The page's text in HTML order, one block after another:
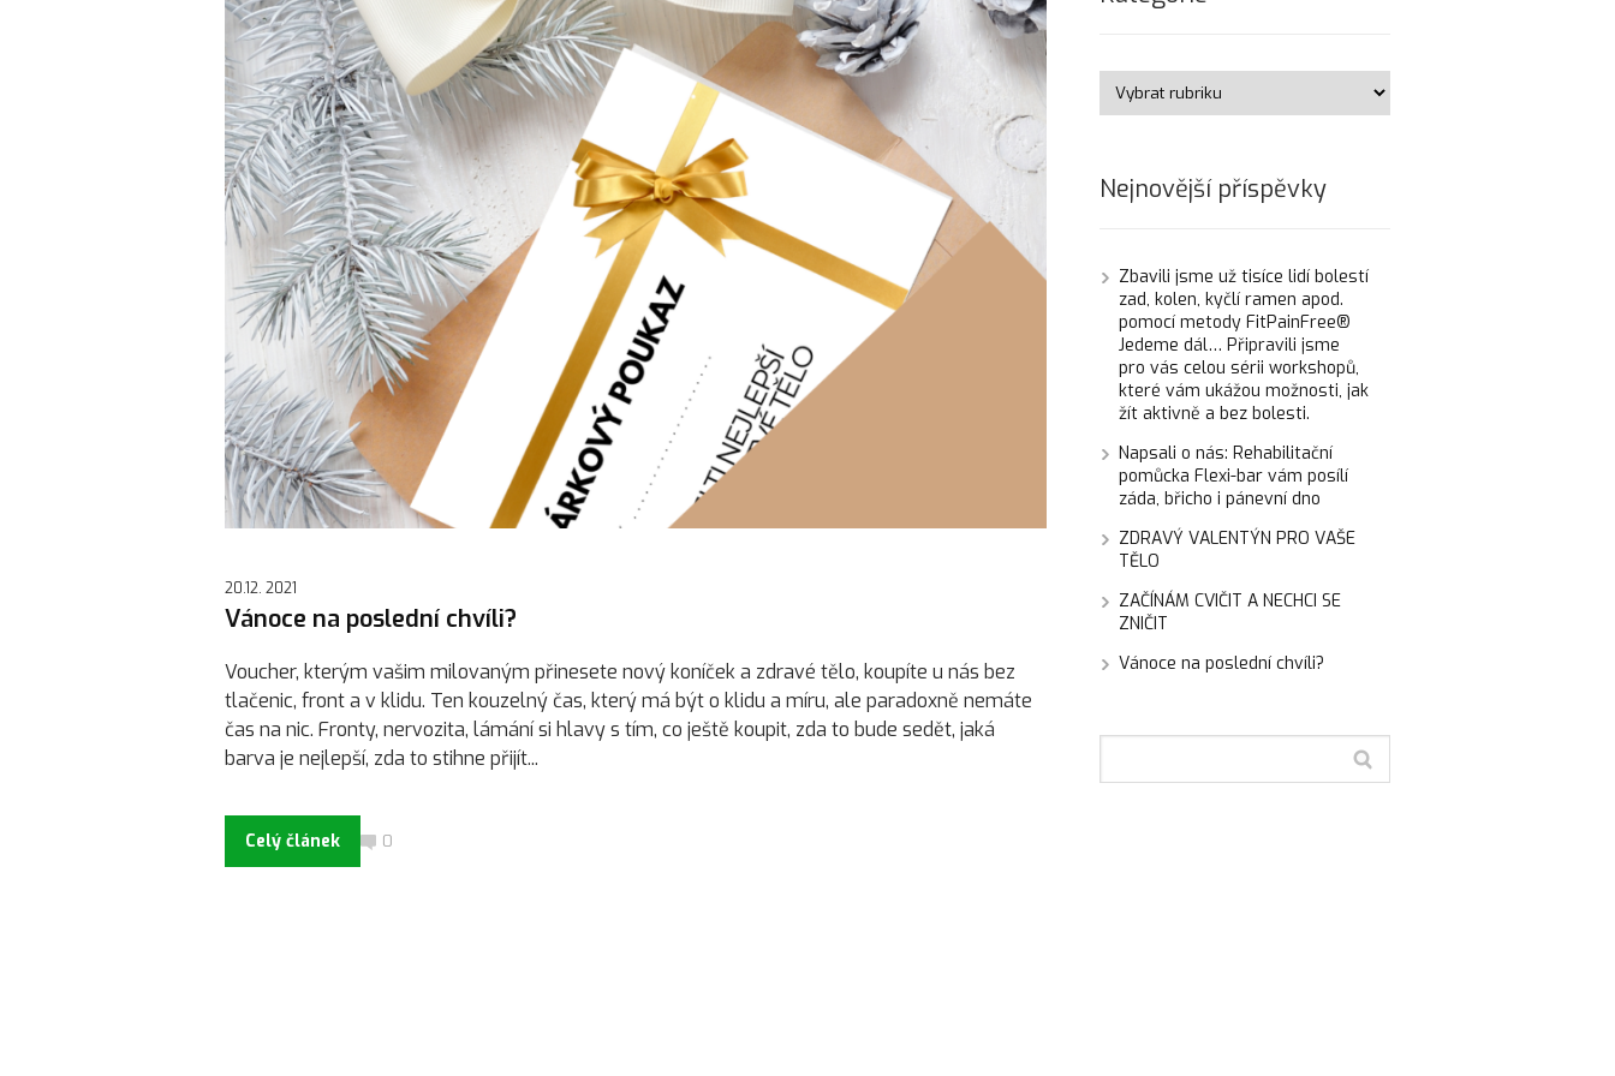
20.12. 2021
Vánoce na poslední chvíli?
Voucher, kterým vašim milovaným přinesete nový koníček a zdravé tělo, koupíte u nás bez
tlačenic, front a v klidu. Ten kouzelný čas, který má být o klidu a míru, ale paradoxně nemáte
čas na nic. Fronty, nervozita, lámání si hlavy s tím, co ještě koupit, zda to bude sedět, jaká
barva je nejlepší, zda to stihne přijít...
Celý článek 0
Nejnovější příspěvky
Zbavili jsme už tisíce lidí bolestí
zad, kolen, kyčlí ramen apod.
pomocí metody FitPainFree®
Jedeme dál… Připravili jsme
pro vás celou sérii workshopů,
které vám ukážou možnosti, jak
žít aktivně a bez bolesti.
Napsali o nás: Rehabilitační
pomůcka Flexi-bar vám posílí
záda, břicho i pánevní dno
ZDRAVÝ VALENTÝN PRO VAŠE
TĚLO
ZAČÍNÁM CVIČIT A NECHCI SE
ZNIČIT
Vánoce na poslední chvíli?